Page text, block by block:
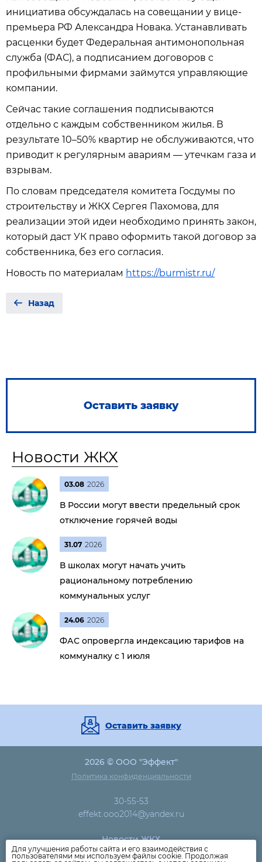
инициатива обсуждалась на совещании у вице-
премьера РФ Александра Новака. Устанавливать
расценки будет Федеральная антимонопольная
служба (ФАС), а подписанием договоров с
профильными фирмами займутся управляющие
компании.
Сейчас такие соглашения подписываются
отдельно с каждым собственником жилья. В
результате 10–50% квартир не обслуживаются, что
приводит к регулярным авариям — утечкам газа и
взрывам.
По словам председателя комитета Госдумы по
строительству и ЖКХ Сергея Пахомова, для
реализации этой идеи необходимо принять закон,
который даст УК право оформить такой договор за
собственника, без его согласия.
Новость по материалам https://burmistr.ru/
Назад
Оставить заявку
Новости ЖКХ
03.08 2026
В России могут ввести предельный срок
отключение горячей воды
31.07 2026
В школах могут начать учить
рациональному потреблению
коммунальных услуг
24.06 2026
ФАС опровергла индексацию тарифов на
коммуналку с 1 июля
Оставить заявку
2026 © ООО "Эффект"
Политика конфиденциальности
30-55-53
effekt.ooo2014@yandex.ru
Новости ЖКХ
Новости компании
Для улучшения работы сайта и его взаимодействия с
пользователями мы используем файлы cookie. Продолжая